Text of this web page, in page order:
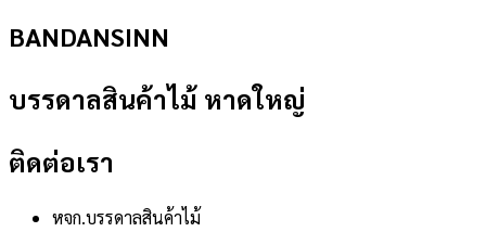
BANDANSINN
บรรดาลสินค้าไม้ หาดใหญ่
ติดต่อเรา
หจก.บรรดาลสินค้าไม้